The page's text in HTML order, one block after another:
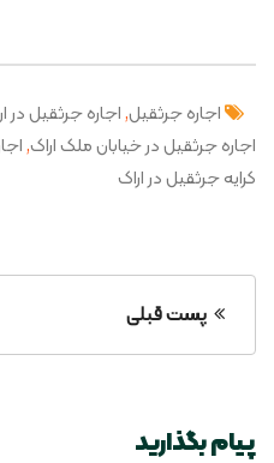
اجاره جرثقیل,اجاره جرثقیل در
اجاره جرثقیل در خیابان ملک اراک,
کرایه جرثقیل در اراک
پست قبلی
پیام بگذارید